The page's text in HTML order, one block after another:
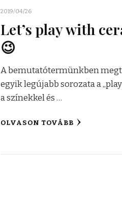
2019/04/26
Let’s play with
😉
A bemutatótermünkben
egyik legújabb sorozata a
a színekkel és …
OLVASON TOVÁBB